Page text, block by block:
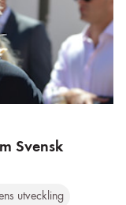
Svensk
utveckling